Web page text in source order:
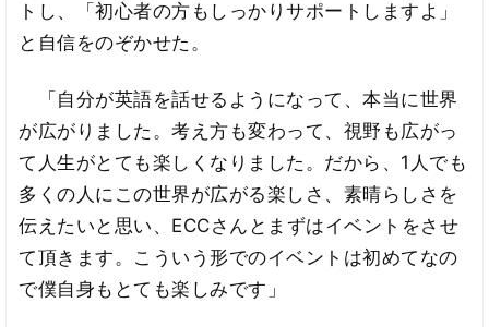
トし、「初心者の方もしっかりサポートしますよ」
と自信をのぞかせた。
「自分が英語を話せるようになって、本当に世界
が広がりました。考え方も変わって、視野も広がっ
て人生がとても楽しくなりました。だから、1人でも
多くの人にこの世界が広がる楽しさ、素晴らしさを
伝えたいと思い、ECCさんとまずはイベントをさせ
て頂きます。こういう形でのイベントは初めてなの
で僕自身もとても楽しみです」